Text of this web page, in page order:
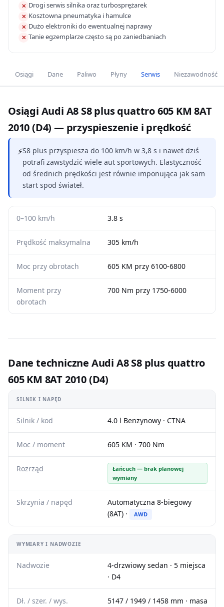
✕ Drogi serwis silnika oraz turbosprężarek
✕ Kosztowna pneumatyka i hamulce
✕ Dużo elektroniki do ewentualnej naprawy
✕ Tanie egzemplarze często są po zaniedbaniach
Osiągi Dane Paliwo Płyny Serwis Niezawodność
Osiągi Audi A8 S8 plus quattro 605 KM 8AT
2010 (D4) — przyspieszenie i prędkość
⚡S8 plus przyspiesza do 100 km/h w 3,8 s i nawet dziś
potrafi zawstydzić wiele aut sportowych. Elastyczność
od średnich prędkości jest równie imponująca jak sam
start spod świateł.
0–100 km/h 3.8 s
Prędkość maksymalna 305 km/h
Moc przy obrotach 605 KM przy 6100-6800
Moment przy
obrotach
700 Nm przy 1750-6000
Dane techniczne Audi A8 S8 plus quattro
605 KM 8AT 2010 (D4)
SILNIK I NAPĘD
Silnik / kod 4.0 l Benzynowy · CTNA
Moc / moment 605 KM · 700 Nm
Rozrząd
Łańcuch — brak planowej
wymiany
Skrzynia / napęd
Automatyczna 8-biegowy
(8AT) ·
AWD
WYMIARY I NADWOZIE
Nadwozie
4-drzwiowy sedan · 5 miejsca
· D4
Dł. / szer. / wys. 5147 / 1949 / 1458 mm · masa